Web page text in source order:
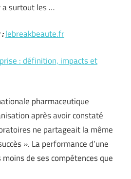
surtout les …
lebreakbeaute.fr
: définition, impacts et
pharmaceutique
après avoir constaté
ne partageait la même
». La performance d’une
de ses compétences que